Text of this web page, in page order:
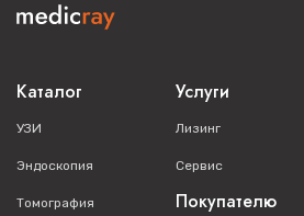
Каталог
УЗИ
Эндоскопия
Томография
Услуги
Лизинг
Сервис
Покупателю